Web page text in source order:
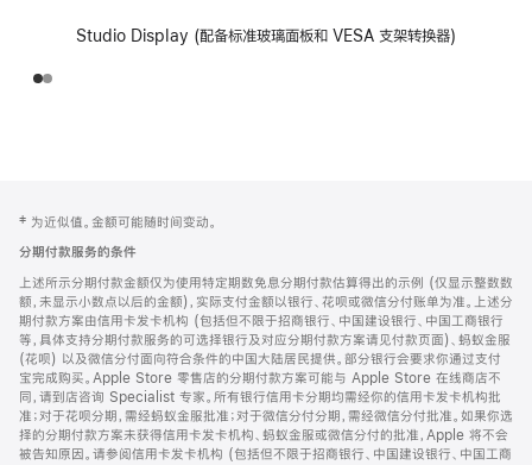
Studio Display (配备标准玻璃面板和 VESA 支架转换器)
页
页
脚
注
‡ 为近似值。金额可能随时间变动。
分期付款服务的条件
上述所示分期付款金额仅为使用特定期数免息分期付款估算得出的示例 (仅显示整数数
额，未显示小数点以后的金额)，实际支付金额以银行、花呗或微信分付账单为准。上述分
期付款方案由信用卡发卡机构 (包括但不限于招商银行、中国建设银行、中国工商银行
等，具体支持分期付款服务的可选择银行及对应分期付款方案请见付款页面)、蚂蚁金服
(花呗) 以及微信分付面向符合条件的中国大陆居民提供。部分银行会要求你通过支付
宝完成购买。Apple Store 零售店的分期付款方案可能与 Apple Store 在线商店不
同，请到店咨询 Specialist 专家。所有银行信用卡分期均需经你的信用卡发卡机构批
准；对于花呗分期，需经蚂蚁金服批准；对于微信分付分期，需经微信分付批准。如果你选
择的分期付款方案未获得信用卡发卡机构、蚂蚁金服或微信分付的批准，Apple 将不会
被告知原因。请参阅信用卡发卡机构 (包括但不限于招商银行、中国建设银行、中国工商